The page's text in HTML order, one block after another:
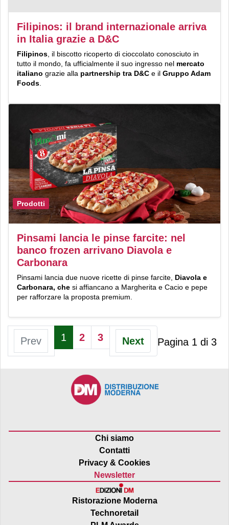
Filipinos: il brand internazionale arriva
in Italia grazie a D&C
Filipinos, il biscotto ricoperto di cioccolato conosciuto in
tutto il mondo, fa ufficialmente il suo ingresso nel mercato
italiano grazie alla partnership tra D&C e il Gruppo Adam
Foods.
Prodotti
Pinsami lancia le pinse farcite: nel
banco frozen arrivano Diavola e
Carbonara
Pinsami lancia due nuove ricette di pinse farcite, Diavola e
Carbonara, che si affiancano a Margherita e Cacio e pepe
per rafforzare la proposta premium.
Pagina 1 di 3
Prev 1 2 3 Next
Chi siamo
Contatti
Privacy & Cookies
Newsletter
Ristorazione Moderna
Technoretail